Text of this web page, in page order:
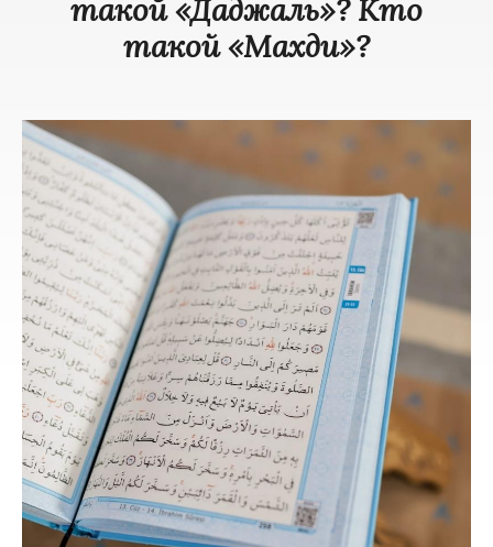
такой «Даджаль»? Кто
такой «Махди»?